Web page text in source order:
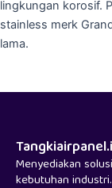
lingkungan korosif.
stainless merk
lama.
Menyediakan
kebutuhan